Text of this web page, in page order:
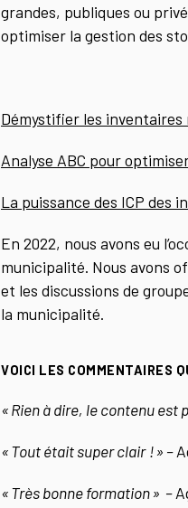
grandes, publiques ou
optimiser la gestion des
Démystifier les
Analyse ABC pour
La puissance des ICP des
En 2022, nous avons eu
municipalité. Nous avons
et les discussions de
la municipalité.
VOICI LES COMMENTAIRES
« Rien à dire, le contenu est
« Tout était super clair ! » –
« Très bonne formation » –